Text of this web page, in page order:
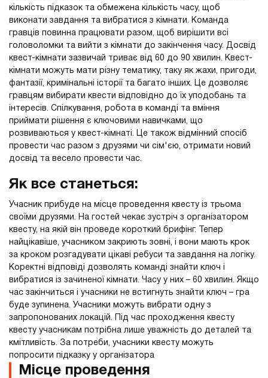
кількість підказок та обмежена кількість часу, щоб
виконати завдання та вибратися з кімнати. Команда
гравців повинна працювати разом, щоб вирішити всі
головоломки та вийти з кімнати до закінчення часу. Досвід
квест-кімнати зазвичай триває від 60 до 90 хвилин. Квест-
кімнати можуть мати різну тематику, таку як жахи, пригоди,
фантазії, кримінальні історії та багато інших. Це дозволяє
гравцям вибирати квести відповідно до їх уподобань та
інтересів. Спілкування, робота в команді та вміння
приймати рішення є ключовими навичками, що
розвиваються у квест-кімнаті. Це також відмінний спосіб
провести час разом з друзями чи сім'єю, отримати новий
досвід та весело провести час.
Як все станеться:
Учасник прибуде на місце проведення квесту із трьома
своїми друзями. На гостей чекає зустріч з організатором
квесту, на якій він проведе короткий брифінг. Тепер
найцікавіше, учасником закриють зовні, і вони мають крок
за кроком розгадувати цікаві ребуси та завдання на логіку.
Коректні відповіді дозволять команді знайти ключ і
вибратися із зачиненої кімнати. Часу у них – 60 хвилин. Якщо
час закінчиться і учасники не встигнуть знайти ключ – гра
буде зупинена. Учасники можуть вибрати одну з
запропонованих локацій. Під час проходження квесту
квесту учасникам потрібна лише уважність до деталей та
кмітливість. За потреби, учасники квесту можуть
попросити підказку у організатора
Місце проведення